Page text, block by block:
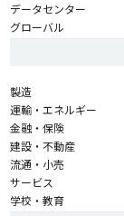
データセンター
グローバル
製造
運輸・エネルギー
金融・保険
建設・不動産
流通・小売
サービス
学校・教育